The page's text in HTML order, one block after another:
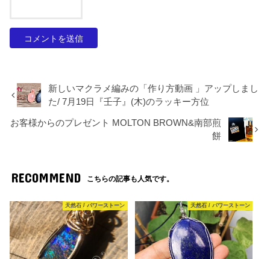
新しいマクラメ編みの「作り方動画 」アップしまし
た/ 7月19日『壬子』(木)のラッキー方位
お客様からのプレゼント MOLTON BROWN&南部煎
餅
RECOMMEND こちらの記事も人気です。
天然石 / パワーストーン 天然石 / パワーストーン